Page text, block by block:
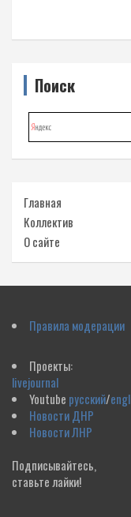
Поиск
Главная
Коллектив
О сайте
Правила модерации
Проекты:
livejournal
Youtube русский/
Новости ДНР
Новости ЛНР
Подписывайтесь,
ставьте лайки!